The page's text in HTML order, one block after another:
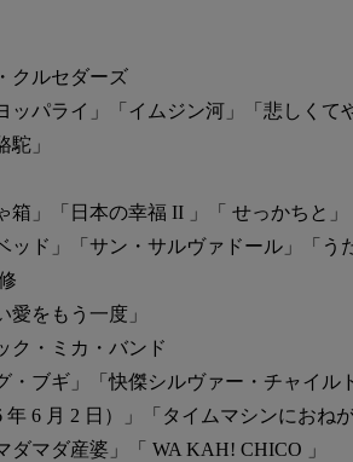
クルセダーズ
ッパライ」「イムジン河」「悲しくて
駝」
箱」「日本の幸福 II 」「 せっかちと
ッド」「サン・サルヴァドール」「う
愛をもう一度」
ク・ミカ・バンド
・ブギ」「快傑シルヴァー・チャイル
年 6 月 2 日）」「タイムマシンにおね
ダマダ産婆」「 WA KAH! CHICO 」